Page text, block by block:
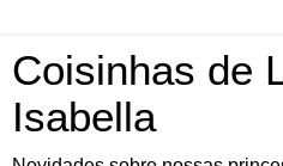
Coisinhas de
Isabella